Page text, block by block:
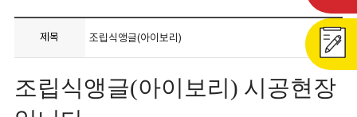
제목 조립식앵글(아이보리)
조립식앵글(아이보리) 시공현장